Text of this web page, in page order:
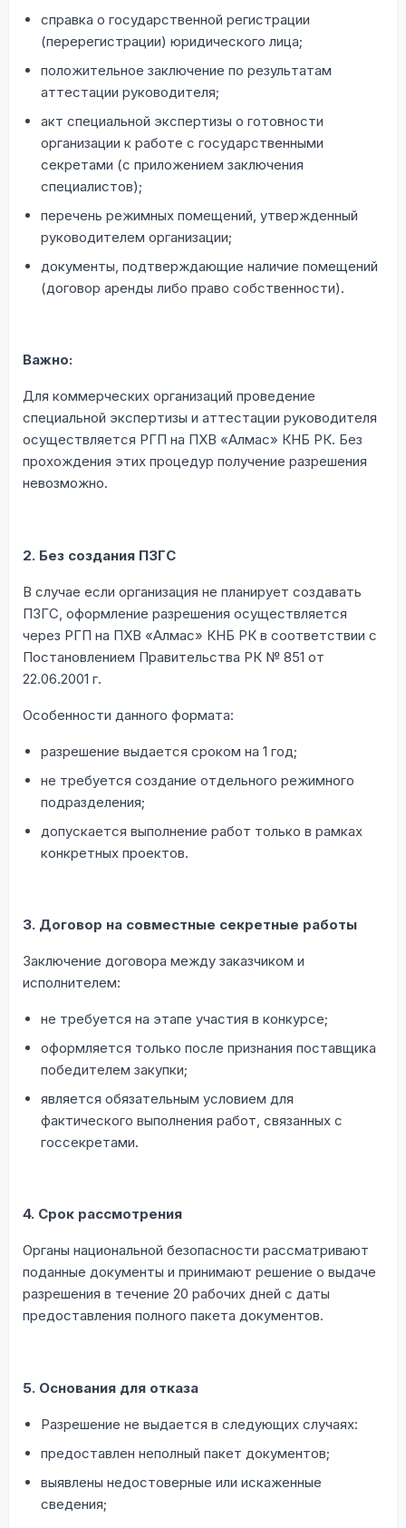
справка о государственной регистрации
(перерегистрации) юридического лица;
положительное заключение по результатам
аттестации руководителя;
акт специальной экспертизы о готовности
организации к работе с государственными
секретами (с приложением заключения
специалистов);
перечень режимных помещений, утвержденный
руководителем организации;
документы, подтверждающие наличие помещений
(договор аренды либо право собственности).
Важно:
Для коммерческих организаций проведение
специальной экспертизы и аттестации руководителя
осуществляется РГП на ПХВ «Алмас» КНБ РК. Без
прохождения этих процедур получение разрешения
невозможно.
2. Без создания ПЗГС
В случае если организация не планирует создавать
ПЗГС, оформление разрешения осуществляется
через РГП на ПХВ «Алмас» КНБ РК в соответствии с
Постановлением Правительства РК № 851 от
22.06.2001 г.
Особенности данного формата:
разрешение выдается сроком на 1 год;
не требуется создание отдельного режимного
подразделения;
допускается выполнение работ только в рамках
конкретных проектов.
3. Договор на совместные секретные работы
Заключение договора между заказчиком и
исполнителем:
не требуется на этапе участия в конкурсе;
оформляется только после признания поставщика
победителем закупки;
является обязательным условием для
фактического выполнения работ, связанных с
госсекретами.
4. Срок рассмотрения
Органы национальной безопасности рассматривают
поданные документы и принимают решение о выдаче
разрешения в течение 20 рабочих дней с даты
предоставления полного пакета документов.
5. Основания для отказа
Разрешение не выдается в следующих случаях:
предоставлен неполный пакет документов;
выявлены недостоверные или искаженные
сведения;